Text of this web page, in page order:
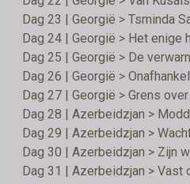
Dag 23 | Georgië > Tsminda
Dag 24 | Georgië > Het enige
Dag 25 | Georgië > De
Dag 26 | Georgië >
Dag 27 | Georgië > Grens
Dag 28 | Azerbeidzjan >
Dag 29 | Azerbeidzjan >
Dag 30 | Azerbeidzjan > Zijn
Dag 31 | Azerbeidzjan > Vast